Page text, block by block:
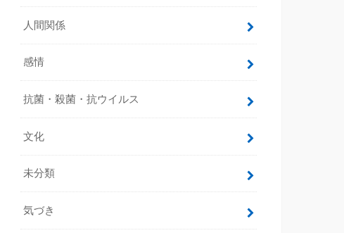
人間関係
感情
抗菌・殺菌・抗ウイルス
文化
未分類
気づき